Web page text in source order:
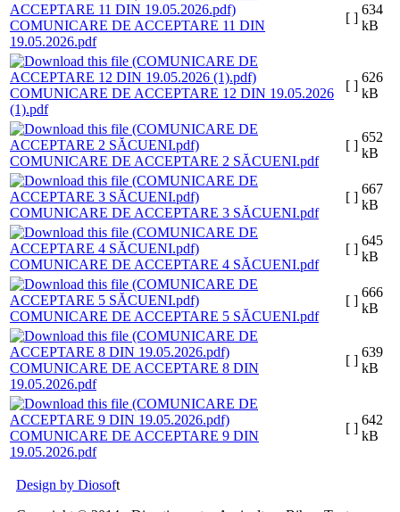
COMUNICARE DE ACCEPTARE 11 DIN
19.05.2026.pdf
[ ]
634
kB
COMUNICARE DE ACCEPTARE 12 DIN 19.05.2026
(1).pdf
[ ]
626
kB
COMUNICARE DE ACCEPTARE 2 SĂCUENI.pdf
[ ]
652
kB
COMUNICARE DE ACCEPTARE 3 SĂCUENI.pdf
[ ]
667
kB
COMUNICARE DE ACCEPTARE 4 SĂCUENI.pdf
[ ]
645
kB
COMUNICARE DE ACCEPTARE 5 SĂCUENI.pdf
[ ]
666
kB
COMUNICARE DE ACCEPTARE 8 DIN
19.05.2026.pdf
[ ]
639
kB
COMUNICARE DE ACCEPTARE 9 DIN
19.05.2026.pdf
[ ]
642
kB
Design by Diosoft